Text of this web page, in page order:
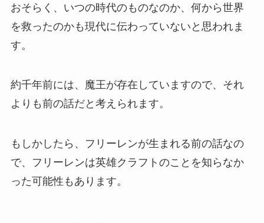
おそらく、いつの時代のものなのか、何から世界
を救ったのかも現代に伝わっていないと思われま
す。
約千年前には、魔王が存在していますので、それ
よりも前の話だと考えられます。
もしかしたら、フリーレンが生まれる前の話なの
で、フリーレンは英雄クラフトのことを知らなか
った可能性もあります。